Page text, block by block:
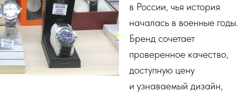
в России, чья история
началась в военные годы.
Бренд сочетает
проверенное качество,
доступную цену
и узнаваемый дизайн,